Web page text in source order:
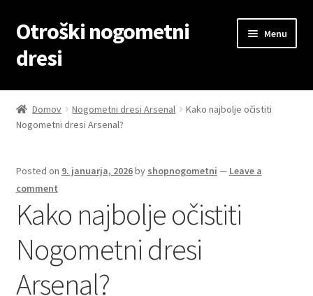
Skip
to
navigation
Skip
to
content
Otroški nogometni
dresi
Menu
Domov
Blog
Košarica
Moj račun
Trgovina
Domov Nogometni dresi Arsenal
Kako najbolje očistiti
Nogometni dresi Arsenal?
Posted on 9. januarja, 2026by shopnogometni — Leave a
comment
Kako najbolje očistiti
Nogometni dresi
Arsenal?